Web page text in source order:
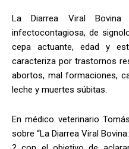
La Diarrea Viral Bovina
infectocontagiosa, de
cepa actuante, edad y
caracteriza por trastornos
abortos, mal formaciones,
leche y muertes súbitas.
En médico veterinario
sobre “La Diarrea Viral